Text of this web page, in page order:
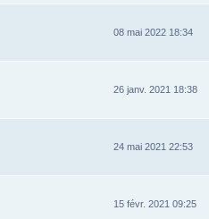
08 mai 2022 18:34
26 janv. 2021 18:38
24 mai 2021 22:53
15 févr. 2021 09:25